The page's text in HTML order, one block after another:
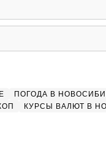
ПОГОДА В
КУРСЫ ВАЛЮТ В